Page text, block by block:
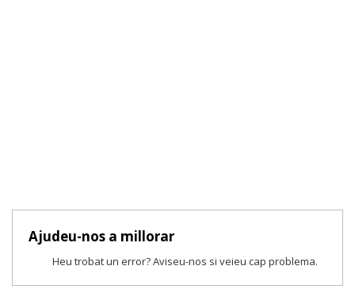
Ajudeu-nos a millorar
Heu trobat un error? Aviseu-nos si veieu cap problema.